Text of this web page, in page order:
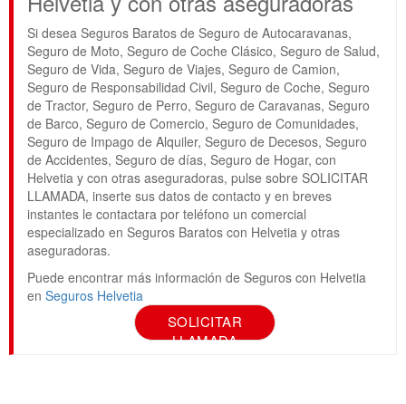
Si desea Seguros Baratos de Seguro de Autocaravanas,
Seguro de Moto, Seguro de Coche Clásico, Seguro de Salud,
Seguro de Vida, Seguro de Viajes, Seguro de Camion,
Seguro de Responsabilidad Civil, Seguro de Coche, Seguro
de Tractor, Seguro de Perro, Seguro de Caravanas, Seguro
de Barco, Seguro de Comercio, Seguro de Comunidades,
Seguro de Impago de Alquiler, Seguro de Decesos, Seguro
de Accidentes, Seguro de días, Seguro de Hogar, con
Helvetia y con otras aseguradoras, pulse sobre SOLICITAR
LLAMADA, inserte sus datos de contacto y en breves
instantes le contactara por teléfono un comercial
especializado en Seguros Baratos con Helvetia y otras
aseguradoras.
Puede encontrar más información de Seguros con Helvetia
en Seguros Helvetia
SOLICITAR
LLAMADA